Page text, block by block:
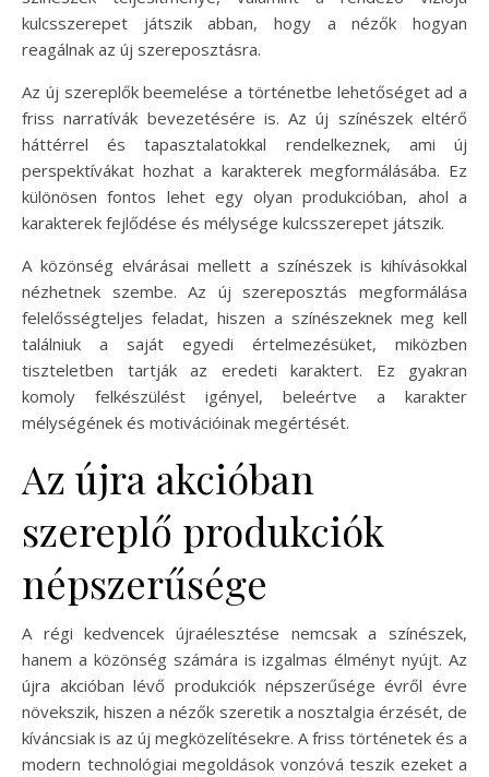
kulcsszerepet játszik abban, hogy a nézők hogyan
reagálnak az új szereposztásra.
Az új szereplők beemelése a történetbe lehetőséget ad a
friss narratívák bevezetésére is. Az új színészek eltérő
háttérrel és tapasztalatokkal rendelkeznek, ami új
perspektívákat hozhat a karakterek megformálásába. Ez
különösen fontos lehet egy olyan produkcióban, ahol a
karakterek fejlődése és mélysége kulcsszerepet játszik.
A közönség elvárásai mellett a színészek is kihívásokkal
nézhetnek szembe. Az új szereposztás megformálása
felelősségteljes feladat, hiszen a színészeknek meg kell
találniuk a saját egyedi értelmezésüket, miközben
tiszteletben tartják az eredeti karaktert. Ez gyakran
komoly felkészülést igényel, beleértve a karakter
mélységének és motivációinak megértését.
Az újra akcióban
szereplő produkciók
népszerűsége
A régi kedvencek újraélesztése nemcsak a színészek,
hanem a közönség számára is izgalmas élményt nyújt. Az
újra akcióban lévő produkciók népszerűsége évről évre
növekszik, hiszen a nézők szeretik a nosztalgia érzését, de
kíváncsiak is az új megközelítésekre. A friss történetek és a
modern technológiai megoldások vonzóvá teszik ezeket a